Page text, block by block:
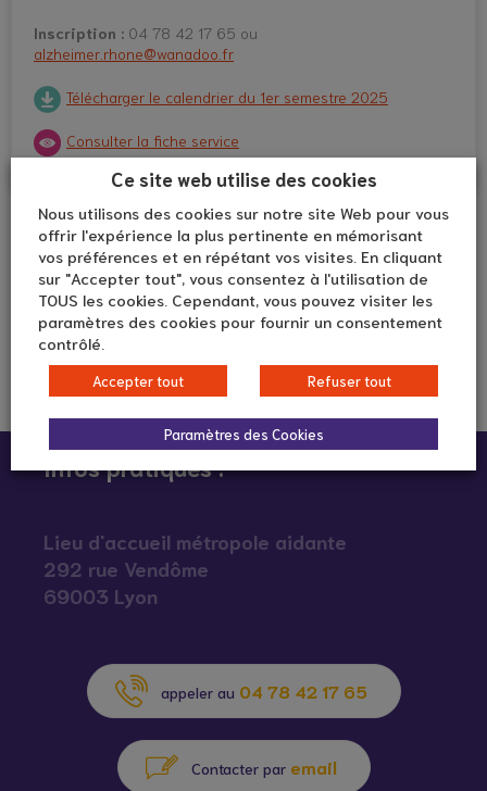
Inscription : 04 78 42 17 65 ou
alzheimer.rhone@wanadoo.fr
Télécharger le calendrier du 1er semestre 2025
Consulter la fiche service
Infos pratiques :
Lieu d'accueil métropole aidante
292 rue Vendôme
69003 Lyon
appeler au 04 78 42 17 65
Contacter par email
Ce site web utilise des cookies
Nous utilisons des cookies sur notre site Web pour vous
offrir l'expérience la plus pertinente en mémorisant
vos préférences et en répétant vos visites. En cliquant
sur "Accepter tout", vous consentez à l'utilisation de
TOUS les cookies. Cependant, vous pouvez visiter les
paramètres des cookies pour fournir un consentement
contrôlé.
Accepter tout Refuser tout
Paramètres des Cookies